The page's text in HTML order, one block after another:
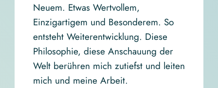
Neuem. Etwas Wertvollem,
Einzigartigem und Besonderem. So
entsteht Weiterentwicklung. Diese
Philosophie, diese Anschauung der
Welt berühren mich zutiefst und leiten
mich und meine Arbeit.